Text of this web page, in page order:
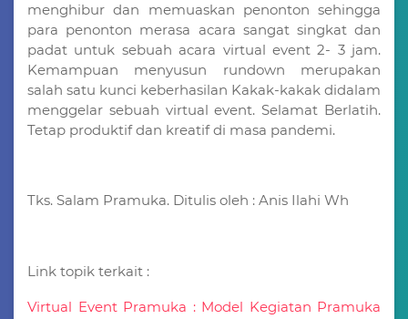
menghibur dan memuaskan penonton sehingga
para penonton merasa acara sangat singkat dan
padat untuk sebuah acara virtual event 2- 3 jam.
Kemampuan menyusun rundown merupakan
salah satu kunci keberhasilan Kakak-kakak didalam
menggelar sebuah virtual event. Selamat Berlatih.
Tetap produktif dan kreatif di masa pandemi.
Tks. Salam Pramuka. Ditulis oleh : Anis Ilahi Wh
Link topik terkait :
Virtual Event Pramuka : Model Kegiatan Pramuka